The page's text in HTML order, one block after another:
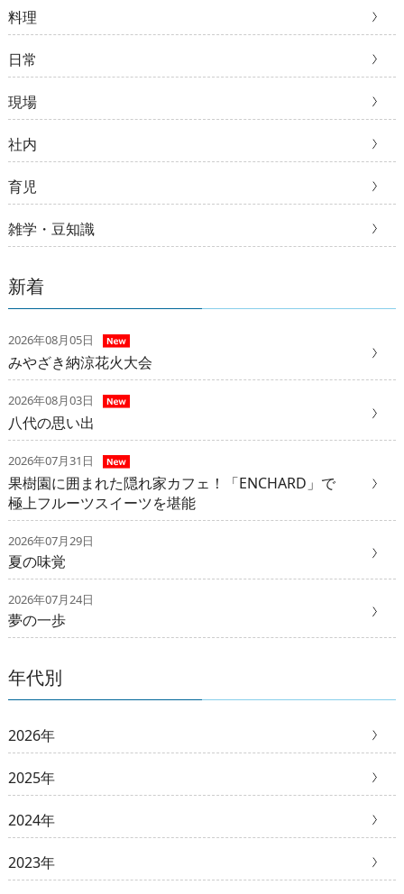
料理
日常
現場
社内
育児
雑学・豆知識
新着
2026年08月05日
みやざき納涼花火大会
2026年08月03日
八代の思い出
2026年07月31日
果樹園に囲まれた隠れ家カフェ！「ENCHARD」で
極上フルーツスイーツを堪能
2026年07月29日
夏の味覚
2026年07月24日
夢の一歩
年代別
2026年
2025年
2024年
2023年